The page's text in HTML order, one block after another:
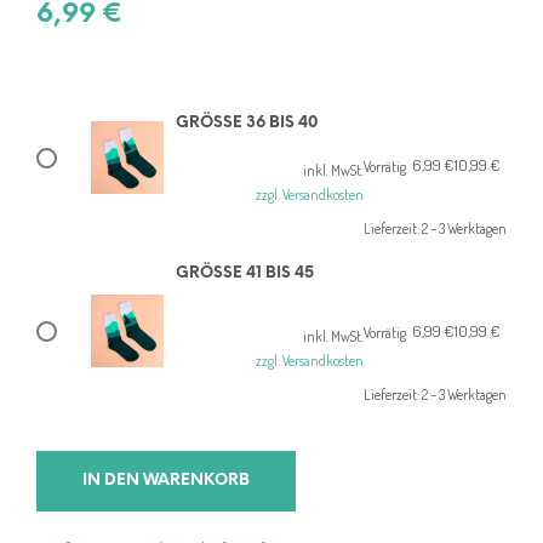
6,99 €
GRÖSSE 36 BIS 40
10,99 €
Ursprünglicher
10,99 €
6,99 €
Aktueller
6,99 €.
Vorrätig
inkl. MwSt.
zzgl. Versandkosten
Lieferzeit:2 – 3 Werktagen
GRÖSSE 41 BIS 45
10,99 €
Ursprünglicher
10,99 €
6,99 €
Aktueller
6,99 €.
Vorrätig
inkl. MwSt.
zzgl. Versandkosten
Lieferzeit:2 – 3 Werktagen
IN DEN WARENKORB